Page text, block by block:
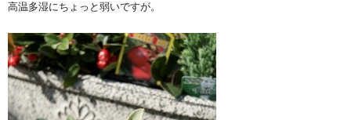
高温多湿にちょっと弱いですが。